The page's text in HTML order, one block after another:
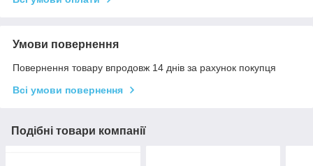
Умови повернення
Повернення товару впродовж 14 днів за рахунок покупця
Всі умови повернення
Подібні товари компанії